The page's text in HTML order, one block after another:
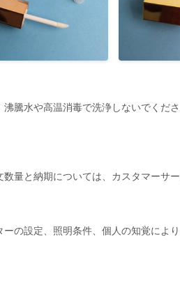
騰水や高温消毒で洗浄しないでくだ
量と納期については、カスタマーサ
の設定、照明条件、個人の知覚によ